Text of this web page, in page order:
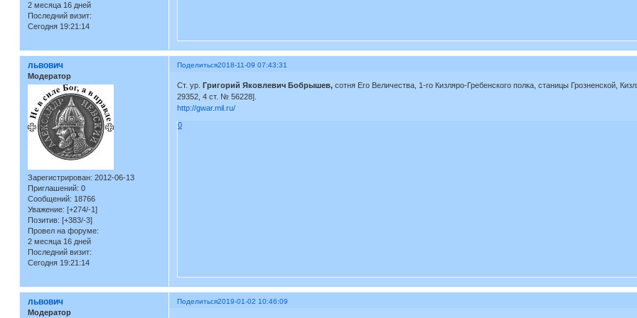
2 месяца 16 дней
Последний визит:
Сегодня 19:21:14
Поделиться2018-11-09 07:43:31
львович
Модератор
Зарегистрирован: 2012-06-13
Приглашений: 0
Сообщений: 18766
Уважение: [+274/-1]
Позитив: [+383/-3]
Провел на форуме:
2 месяца 16 дней
Последний визит:
Сегодня 19:21:14
Ст. ур. Григорий Яковлевич Бобрышев,сотня Его Величества, 1-го Кизляро-Гребенского полка, станицы Грозненской,
29352, 4 ст. № 56228].
http://gwar.mil.ru/
0
Поделиться2019-01-02 10:46:09
львович
Модератор